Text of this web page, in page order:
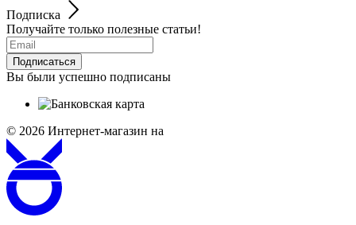
Подписка
Получайте только полезные статьи!
Подписаться
Вы были успешно подписаны
© 2026 Интернет-магазин на